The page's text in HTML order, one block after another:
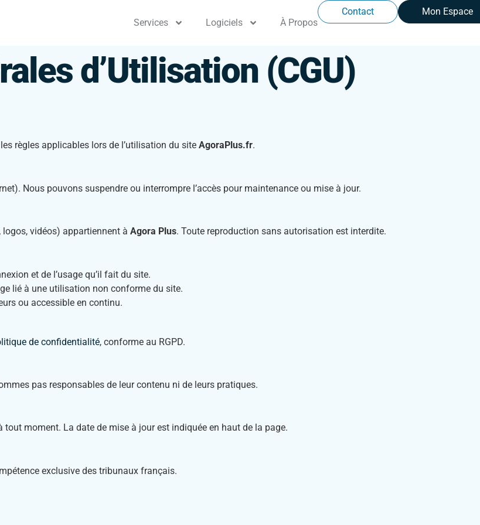
Services Logiciels À Propos
Contact Mon Espace
d’Utilisation (CGU)
règles applicables lors de l’utilisation du siteAgoraPlus.fr.
Nous pouvons suspendre ou interrompre l’accès pour maintenance ou mise à jour.
logos, vidéos) appartiennent àAgora Plus. Toute reproduction sans autorisation est interdite.
et de l’usage qu’il fait du site.
lié à une utilisation non conforme du site.
ou accessible en continu.
de confidentialité, conforme au RGPD.
pas responsables de leur contenu ni de leurs pratiques.
tout moment. La date de mise à jour est indiquée en haut de la page.
exclusive des tribunaux français.